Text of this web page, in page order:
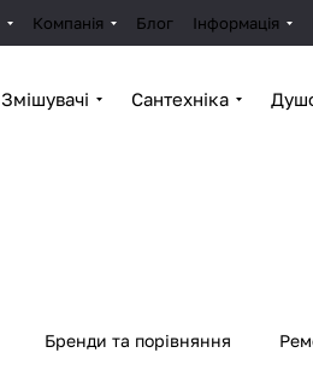
Компанія Блог Інформація
Змішувачі Сантехніка
Бренди та порівняння